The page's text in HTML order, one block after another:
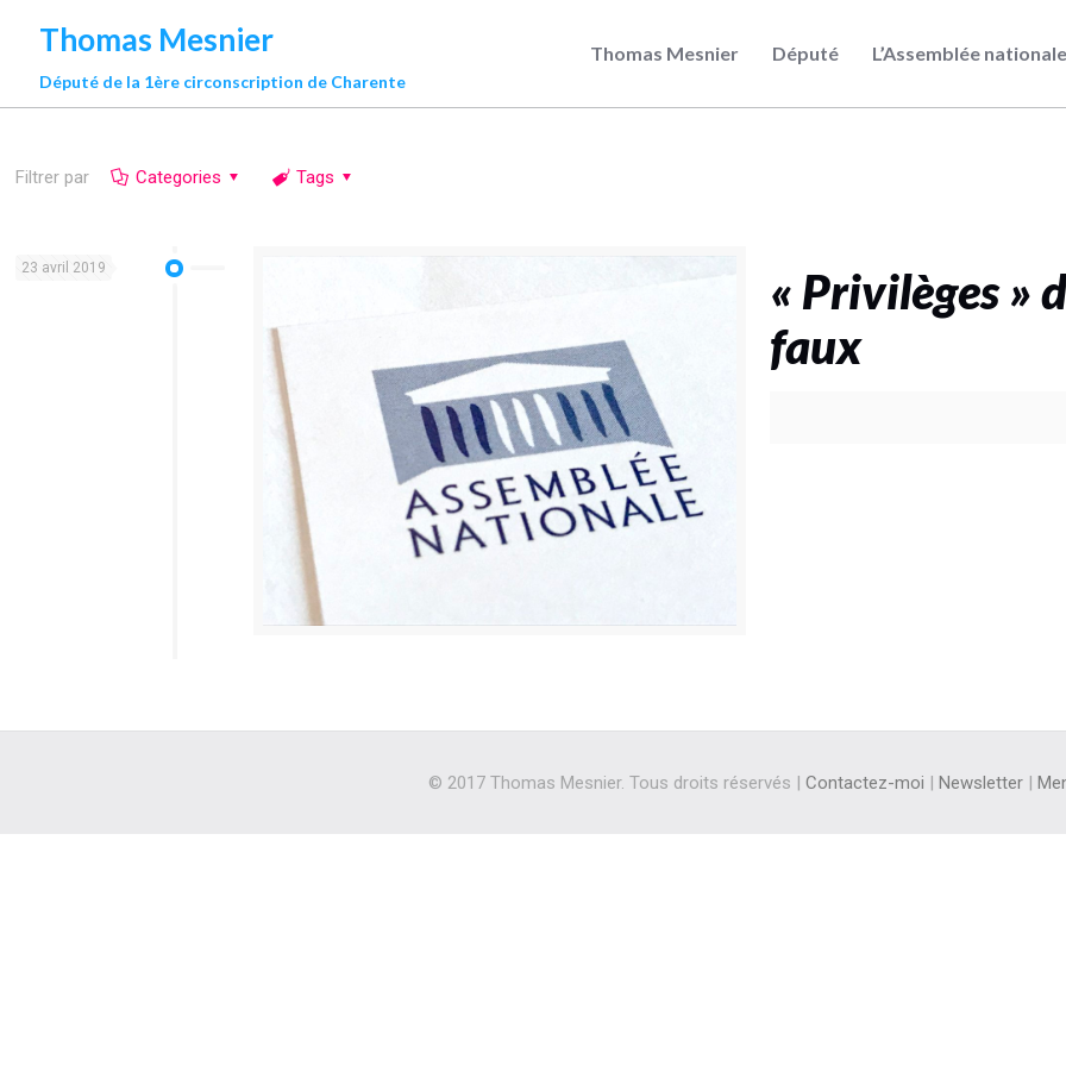
Thomas Mesnier
Député de la 1ère circonscription de Charente
Thomas Mesnier Député L’Assemblée nationale
Filtrer par Categories Tags
23 avril 2019
« Privilèges »
faux
© 2017 Thomas Mesnier. Tous droits réservés |Contactez-moi |Newsletter |